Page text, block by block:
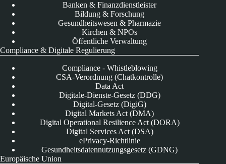
Banken & Finanzdienstleister
Bildung & Forschung
Gesundheitswesen & Pharmazie
Kirchen & NPOs
Öffentliche Verwaltung
Compliance & Digitale Regulierung
Compliance - Whistleblowing
CSA-Verordnung (Chatkontrolle)
Data Act
Digitale-Dienste-Gesetz (DDG)
Digital-Gesetz (DigiG)
Digital Markets Act (DMA)
Digital Operational Resilience Act (DORA)
Digital Services Act (DSA)
ePrivacy-Richtlinie
Gesundheitsdatennutzungsgesetz (GDNG)
Europäische Union